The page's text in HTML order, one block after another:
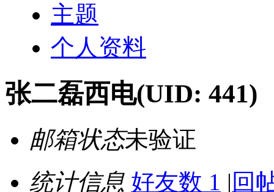
主题
个人资料
张二磊西电(UID: 441)
邮箱状态未验证
统计信息 好友数 1 | 回